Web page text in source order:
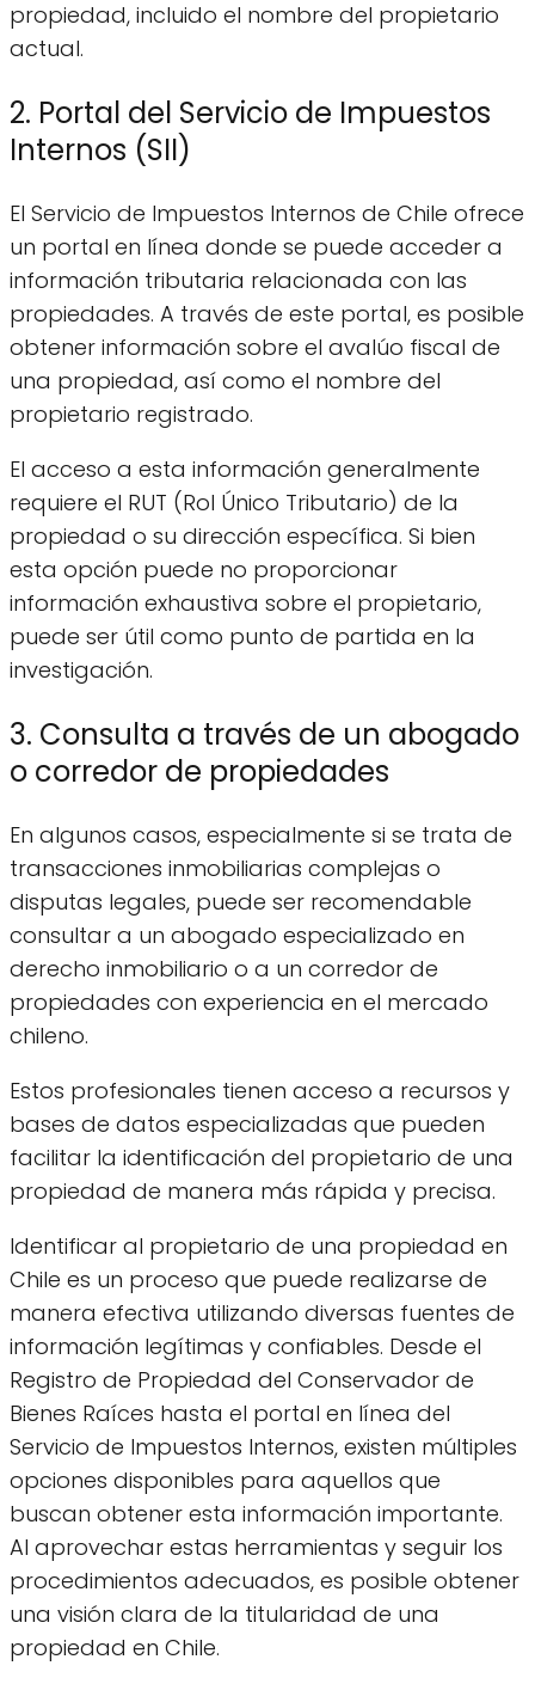
propiedad, incluido el nombre del propietario
actual.
2. Portal del Servicio de Impuestos
Internos (SII)
El Servicio de Impuestos Internos de Chile ofrece
un portal en línea donde se puede acceder a
información tributaria relacionada con las
propiedades. A través de este portal, es posible
obtener información sobre el avalúo fiscal de
una propiedad, así como el nombre del
propietario registrado.
El acceso a esta información generalmente
requiere el RUT (Rol Único Tributario) de la
propiedad o su dirección específica. Si bien
esta opción puede no proporcionar
información exhaustiva sobre el propietario,
puede ser útil como punto de partida en la
investigación.
3. Consulta a través de un abogado
o corredor de propiedades
En algunos casos, especialmente si se trata de
transacciones inmobiliarias complejas o
disputas legales, puede ser recomendable
consultar a un abogado especializado en
derecho inmobiliario o a un corredor de
propiedades con experiencia en el mercado
chileno.
Estos profesionales tienen acceso a recursos y
bases de datos especializadas que pueden
facilitar la identificación del propietario de una
propiedad de manera más rápida y precisa.
Identificar al propietario de una propiedad en
Chile es un proceso que puede realizarse de
manera efectiva utilizando diversas fuentes de
información legítimas y confiables. Desde el
Registro de Propiedad del Conservador de
Bienes Raíces hasta el portal en línea del
Servicio de Impuestos Internos, existen múltiples
opciones disponibles para aquellos que
buscan obtener esta información importante.
Al aprovechar estas herramientas y seguir los
procedimientos adecuados, es posible obtener
una visión clara de la titularidad de una
propiedad en Chile.